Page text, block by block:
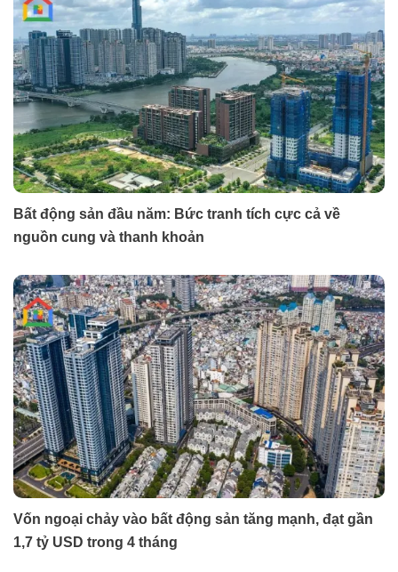
Bất động sản đầu năm: Bức tranh tích cực cả về
nguồn cung và thanh khoản
Vốn ngoại chảy vào bất động sản tăng mạnh, đạt gần
1,7 tỷ USD trong 4 tháng